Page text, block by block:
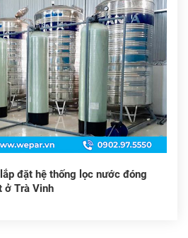
đặt hệ thống lọc nước đóng
ở Trà Vinh